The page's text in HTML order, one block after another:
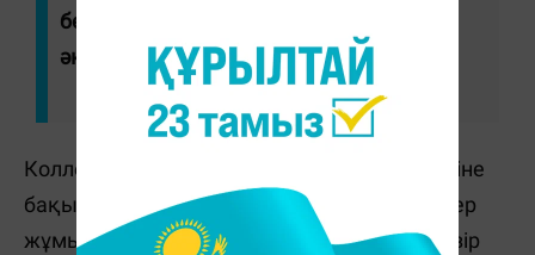
бөлмесіне апарған", - деді марқұмның
әкесі Руслан Сейсенбаев.
Колледж басшылары студенттердің тәртібіне
бақылау жасай алмаған бірнеше қызметкер
жұмыстан шығарылғанын мәлімдеген. Қазір